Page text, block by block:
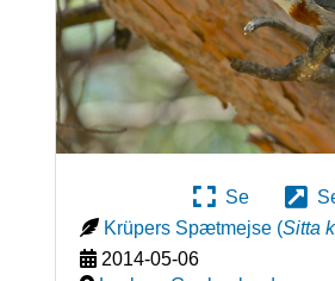
Se
Krüpers Spætmejse (Sitta
2014-05-06